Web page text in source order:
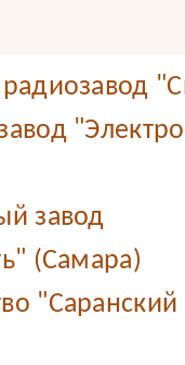
завод
(Самара)
"Саранский